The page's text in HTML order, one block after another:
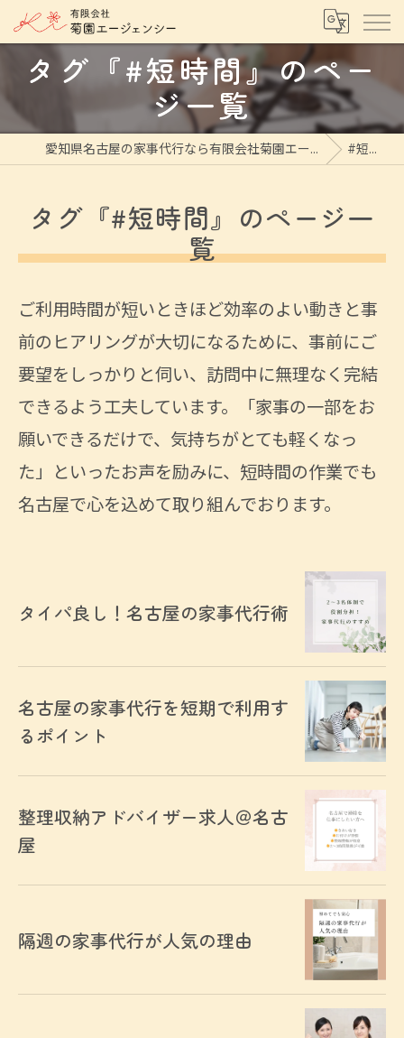
タグ『#短時間』のペー
ジ一覧
愛知県名古屋の家事代行なら有限会社菊園エージェンシー #短時間
タグ『#短時間』のページ一
覧
ご利用時間が短いときほど効率のよい動きと事
前のヒアリングが大切になるために、事前にご
要望をしっかりと伺い、訪問中に無理なく完結
できるよう工夫しています。「家事の一部をお
願いできるだけで、気持ちがとても軽くなっ
た」といったお声を励みに、短時間の作業でも
名古屋で心を込めて取り組んでおります。
タイパ良し！名古屋の家事代行術
名古屋の家事代行を短期で利用す
るポイント
整理収納アドバイザー求人＠名古
屋
隔週の家事代行が人気の理由